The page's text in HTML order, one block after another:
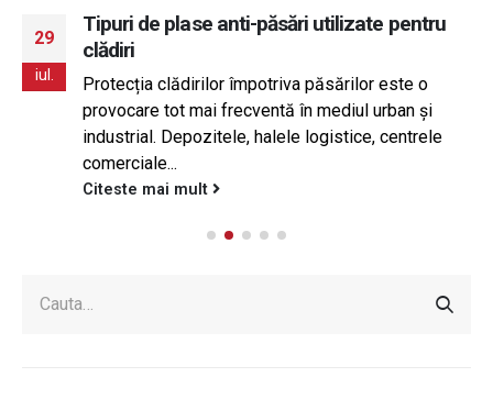
29
iul.
Tipuri de plase anti-păsări utilizate pentru
clădiri
Protecția clădirilor împotriva păsărilor este o
provocare tot mai frecventă în mediul urban și
industrial. Depozitele, halele logistice, centrele
comerciale...
Citeste mai mult